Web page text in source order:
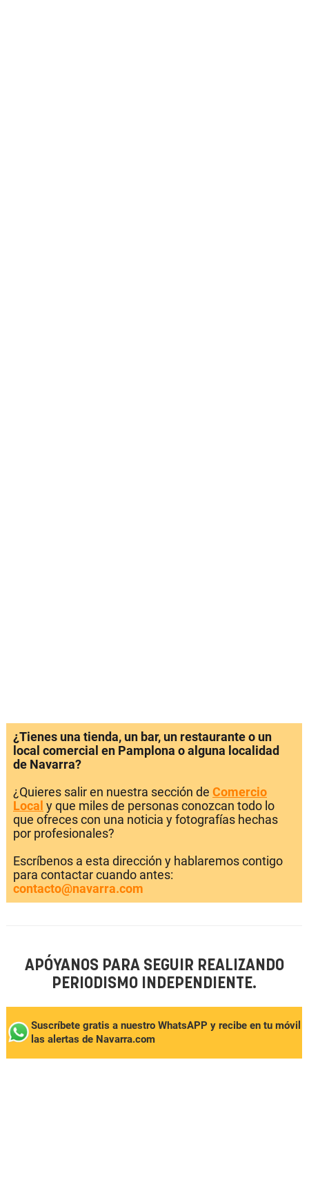
¿Tienes una tienda, un bar, un restaurante o un
local comercial en Pamplona o alguna localidad
de Navarra?
¿Quieres salir en nuestra sección de Comercio
Local y que miles de personas conozcan todo lo
que ofreces con una noticia y fotografías hechas
por profesionales?
Escríbenos a esta dirección y hablaremos contigo
para contactar cuando antes:
contacto@navarra.com
APÓYANOS PARA SEGUIR REALIZANDO
PERIODISMO INDEPENDIENTE.
Suscríbete gratis a nuestro WhatsAPP y recibe en tu móvil
las alertas de Navarra.com